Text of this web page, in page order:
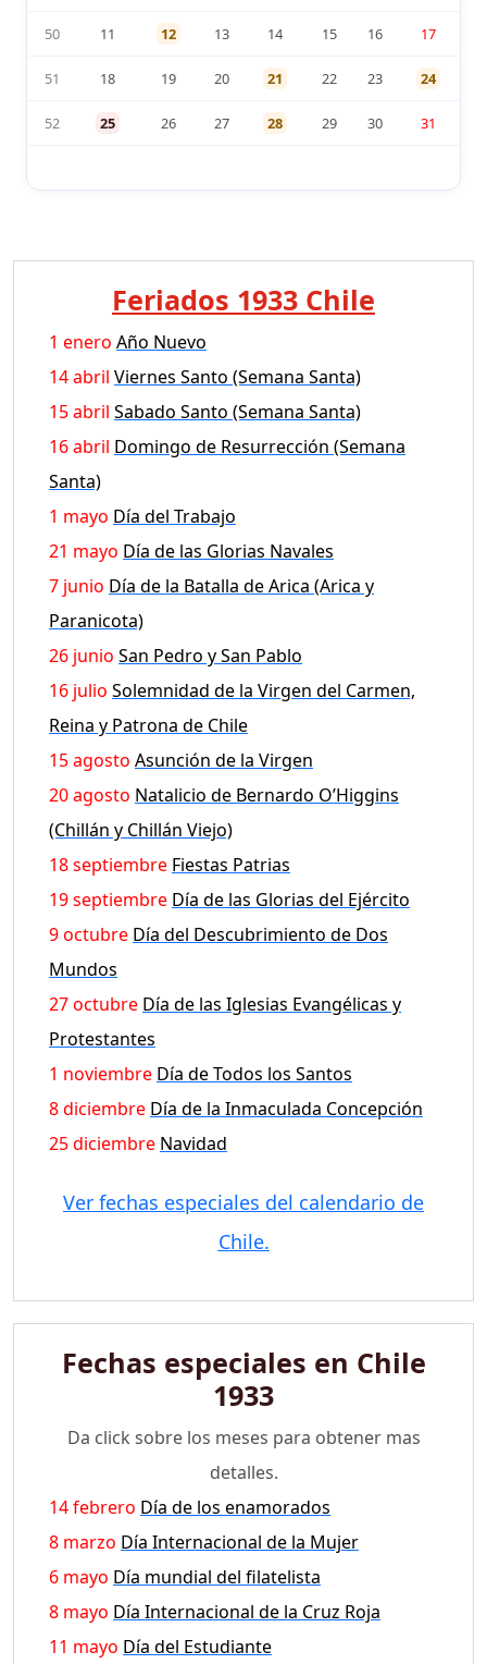
50 11 12 13 14 15 16 17
51 18 19 20 21 22 23 24
52 25 26 27 28 29 30 31
Feriados 1933 Chile
1 enero Año Nuevo
14 abril Viernes Santo (Semana Santa)
15 abril Sabado Santo (Semana Santa)
16 abril Domingo de Resurrección (Semana
Santa)
1 mayo Día del Trabajo
21 mayo Día de las Glorias Navales
7 junio Día de la Batalla de Arica (Arica y
Paranicota)
26 junio San Pedro y San Pablo
16 julio Solemnidad de la Virgen del Carmen,
Reina y Patrona de Chile
15 agosto Asunción de la Virgen
20 agosto Natalicio de Bernardo O’Higgins
(Chillán y Chillán Viejo)
18 septiembre Fiestas Patrias
19 septiembre Día de las Glorias del Ejército
9 octubre Día del Descubrimiento de Dos
Mundos
27 octubre Día de las Iglesias Evangélicas y
Protestantes
1 noviembre Día de Todos los Santos
8 diciembre Día de la Inmaculada Concepción
25 diciembre Navidad
Ver fechas especiales del calendario de
Chile.
Fechas especiales en Chile
1933
Da click sobre los meses para obtener mas
detalles.
14 febrero Día de los enamorados
8 marzo Día Internacional de la Mujer
6 mayo Día mundial del filatelista
8 mayo Día Internacional de la Cruz Roja
11 mayo Día del Estudiante